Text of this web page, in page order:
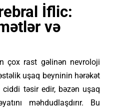
İflic:
və
çox rast gəlinən nevroloji
uşaq beyninin hərəkət
təsir edir, bəzən uşaq
məhdudlaşdırır. Bu